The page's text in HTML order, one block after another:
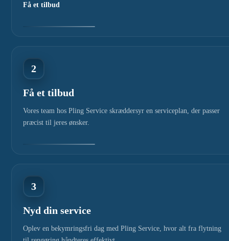
Få et tilbud
2
Få et tilbud
Vores team hos Pling Service skræddersyr en serviceplan, der passer
præcist til jeres ønsker.
3
Nyd din service
Oplev en bekymringsfri dag med Pling Service, hvor alt fra flytning